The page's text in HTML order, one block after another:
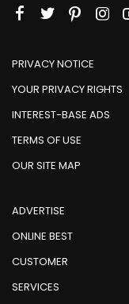
PRIVACY NOTICE
YOUR PRIVACY RIGHTS
INTEREST-BASE ADS
TERMS OF USE
OUR SITE MAP
ADVERTISE
ONLINE BEST
CUSTOMER
SERVICES